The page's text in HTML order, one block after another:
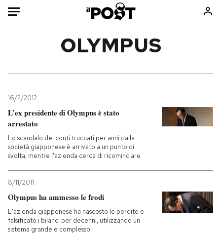
Mondo
Politica
Tecnologia
Internet
Scienza
Economia
Sport
Ok Boomer!
Media
Mondiali calcio 2026
OLYMPUS
16/2/2012
L’ex presidente di Olympus è stato
arrestato
Lo scandalo dei conti truccati per anni dalla
società giapponese è arrivato a un punto di
svolta, mentre l'azienda cerca di ricominciare
8/11/2011
Olympus ha ammesso le frodi
L'azienda giapponese ha nascosto le perdite e
falsificato i bilanci per decenni, utilizzando un
sistema grande e complesso